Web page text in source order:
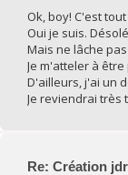
Ok, boy! C'est
Oui je suis.
Mais ne lâche
Je m'atteler à
D'ailleurs, j'ai un
Je reviendrai très
Re: Création